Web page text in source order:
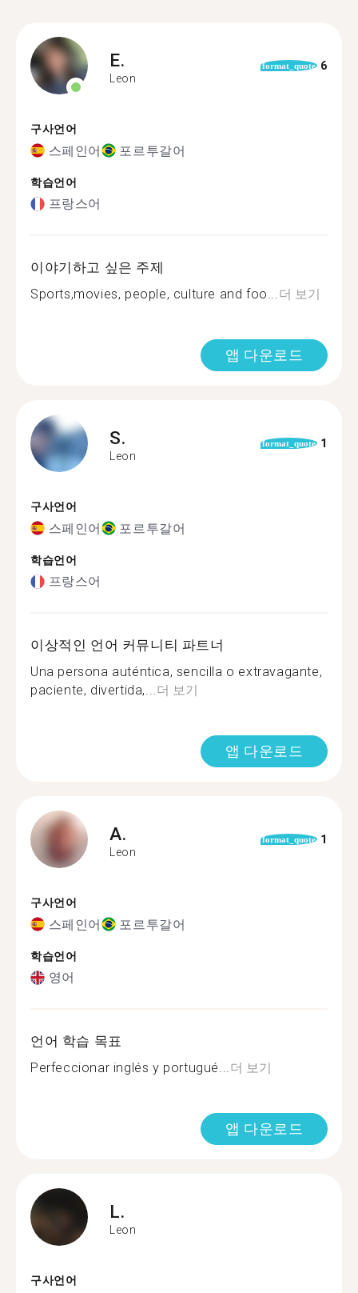
E.
Leon
format_quote 6
구사언어
스페인어 포르투갈어
학습언어
프랑스어
이야기하고 싶은 주제
Sports,movies, people, culture and foo...더 보기
앱 다운로드
S.
Leon
format_quote 1
구사언어
스페인어 포르투갈어
학습언어
프랑스어
이상적인 언어 커뮤니티 파트너
Una persona auténtica, sencilla o extravagante,
paciente, divertida,...더 보기
앱 다운로드
A.
Leon
format_quote 1
구사언어
스페인어 포르투갈어
학습언어
영어
언어 학습 목표
Perfeccionar inglés y portugué...더 보기
앱 다운로드
L.
Leon
구사언어